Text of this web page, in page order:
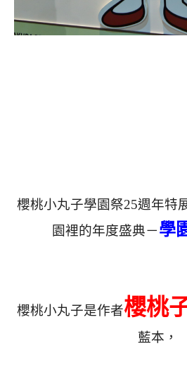
櫻桃小丸子學園祭25週年特
園裡的年度盛典－學
櫻桃小丸子是作者櫻桃
藍本，